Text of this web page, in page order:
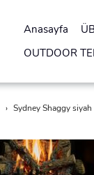
Anasayfa
OUTDOOR
› Sydney Shaggy